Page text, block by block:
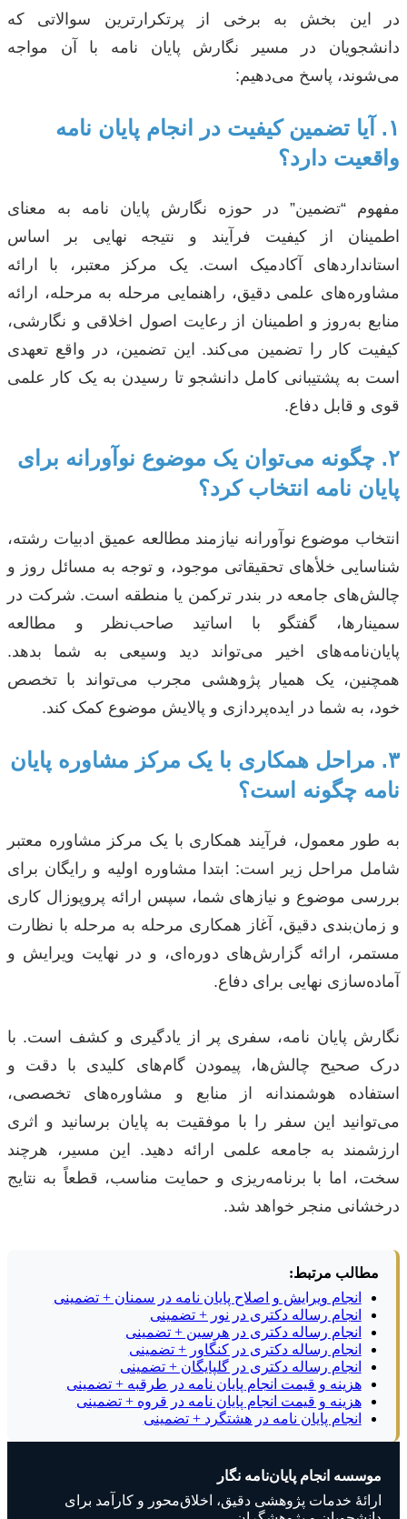
در این بخش به برخی از پرتکرارترین سوالاتی که
دانشجویان در مسیر نگارش پایان نامه با آن مواجه
می‌شوند، پاسخ می‌دهیم:
۱. آیا تضمین کیفیت در انجام پایان نامه
واقعیت دارد؟
مفهوم “تضمین” در حوزه نگارش پایان نامه به معنای
اطمینان از کیفیت فرآیند و نتیجه نهایی بر اساس
استانداردهای آکادمیک است. یک مرکز معتبر، با ارائه
مشاوره‌های علمی دقیق، راهنمایی مرحله به مرحله، ارائه
منابع به‌روز و اطمینان از رعایت اصول اخلاقی و نگارشی،
کیفیت کار را تضمین می‌کند. این تضمین، در واقع تعهدی
است به پشتیبانی کامل دانشجو تا رسیدن به یک کار علمی
قوی و قابل دفاع.
۲. چگونه می‌توان یک موضوع نوآورانه برای
پایان نامه انتخاب کرد؟
انتخاب موضوع نوآورانه نیازمند مطالعه عمیق ادبیات رشته،
شناسایی خلأهای تحقیقاتی موجود، و توجه به مسائل روز و
چالش‌های جامعه در بندر ترکمن یا منطقه است. شرکت در
سمینارها، گفتگو با اساتید صاحب‌نظر و مطالعه
پایان‌نامه‌های اخیر می‌تواند دید وسیعی به شما بدهد.
همچنین، یک همیار پژوهشی مجرب می‌تواند با تخصص
خود، به شما در ایده‌پردازی و پالایش موضوع کمک کند.
۳. مراحل همکاری با یک مرکز مشاوره پایان
نامه چگونه است؟
به طور معمول، فرآیند همکاری با یک مرکز مشاوره معتبر
شامل مراحل زیر است: ابتدا مشاوره اولیه و رایگان برای
بررسی موضوع و نیازهای شما، سپس ارائه پروپوزال کاری
و زمان‌بندی دقیق، آغاز همکاری مرحله به مرحله با نظارت
مستمر، ارائه گزارش‌های دوره‌ای، و در نهایت ویرایش و
آماده‌سازی نهایی برای دفاع.
نگارش پایان نامه، سفری پر از یادگیری و کشف است. با
درک صحیح چالش‌ها، پیمودن گام‌های کلیدی با دقت و
استفاده هوشمندانه از منابع و مشاوره‌های تخصصی،
می‌توانید این سفر را با موفقیت به پایان برسانید و اثری
ارزشمند به جامعه علمی ارائه دهید. این مسیر، هرچند
سخت، اما با برنامه‌ریزی و حمایت مناسب، قطعاً به نتایج
درخشانی منجر خواهد شد.
مطالب مرتبط:
انجام ویرایش و اصلاح پایان نامه در سمنان + تضمینی
انجام رساله دکتری در نور + تضمینی
انجام رساله دکتری در هرسین + تضمینی
انجام رساله دکتری در کنگاور + تضمینی
انجام رساله دکتری در گلپایگان + تضمینی
هزینه و قیمت انجام پایان نامه در طرقبه + تضمینی
هزینه و قیمت انجام پایان نامه در قروه + تضمینی
انجام پایان نامه در هشتگرد + تضمینی
موسسه انجام پایان‌نامه نگار
ارائهٔ خدمات پژوهشی دقیق، اخلاق‌محور و کارآمد برای